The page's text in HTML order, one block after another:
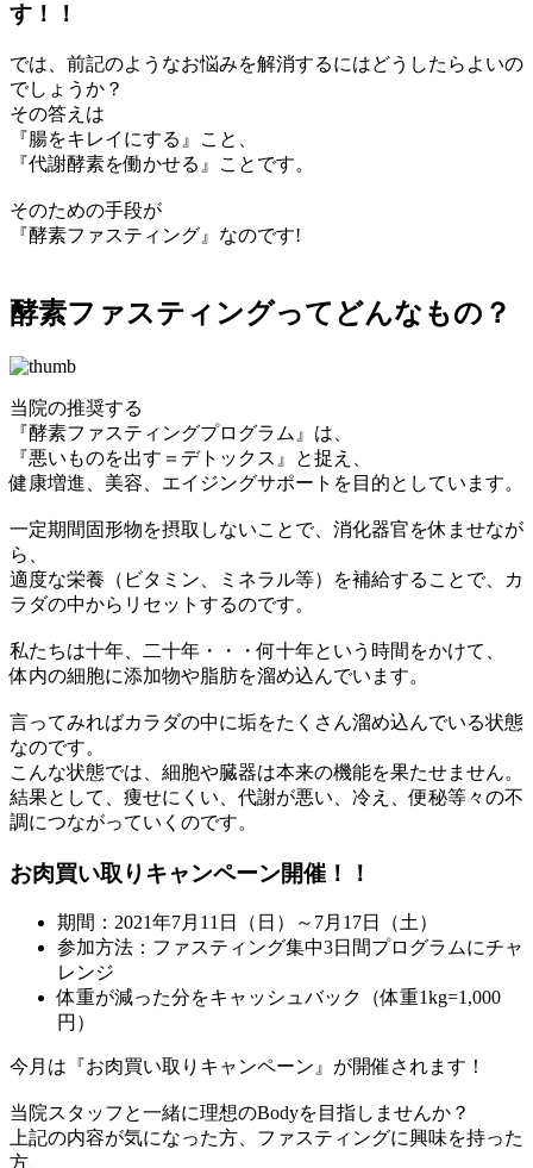
す！！
では、前記のようなお悩みを解消するにはどうしたらよいの
でしょうか？
その答えは
『腸をキレイにする』こと、
『代謝酵素を働かせる』ことです。
そのための手段が
『酵素ファスティング』なのです!
酵素ファスティングってどんなもの？
当院の推奨する
『酵素ファスティングプログラム』は、
『悪いものを出す＝デトックス』と捉え、
健康増進、美容、エイジングサポートを目的としています。
一定期間固形物を摂取しないことで、消化器官を休ませなが
ら、
適度な栄養（ビタミン、ミネラル等）を補給することで、カ
ラダの中からリセットするのです。
私たちは十年、二十年・・・何十年という時間をかけて、
体内の細胞に添加物や脂肪を溜め込んでいます。
言ってみればカラダの中に垢をたくさん溜め込んでいる状態
なのです。
こんな状態では、細胞や臓器は本来の機能を果たせません。
結果として、痩せにくい、代謝が悪い、冷え、便秘等々の不
調につながっていくのです。
お肉買い取りキャンペーン開催！！
期間：2021年7月11日（日）～7月17日（土）
参加方法：ファスティング集中3日間プログラムにチャ
レンジ
体重が減った分をキャッシュバック（体重1kg=1,000
円）
今月は『お肉買い取りキャンペーン』が開催されます！
当院スタッフと一緒に理想のBodyを目指しませんか？
上記の内容が気になった方、ファスティングに興味を持った
方、